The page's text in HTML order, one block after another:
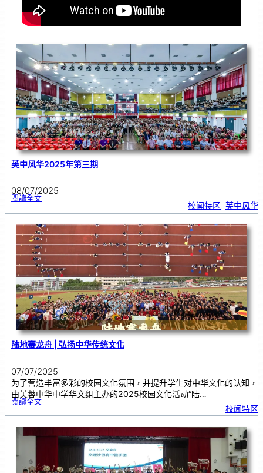
芙中风华2025年第三期
08/07/2025
閱讀全文:芙
华
0
2
5
年
第
三
期
校闻特区 芙中风华
陆地赛龙舟 | 弘扬中华传统文化
07/07/2025
为了营造丰富多彩的校园文化氛围，并提升学生对中华文化的认知，
由芙蓉中华中学华文组主办的2025校园文化活动“陆…
閱讀全文:陆
龙
|弘
中
校闻特区